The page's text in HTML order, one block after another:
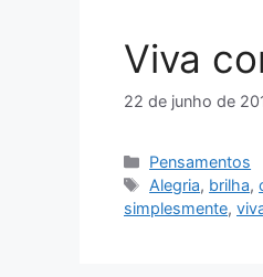
Viva
22 de junho de
Categorias
Pensamentos
Tags
Alegria, brilha,
simplesmente,